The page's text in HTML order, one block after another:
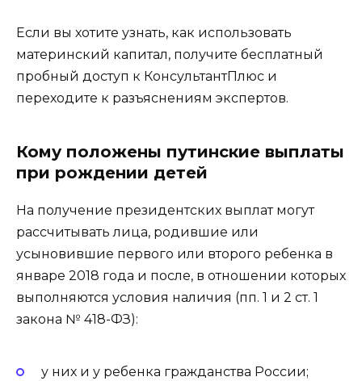
Если вы хотите узнать, как использовать
материнский капитал, получите бесплатный
пробный доступ к КонсультантПлюс и
переходите к разъяснениям экспертов.
Кому положены путинские выплаты
при рождении детей
На получение президентских выплат могут
рассчитывать лица, родившие или
усыновившие первого или второго ребенка в
январе 2018 года и после, в отношении которых
выполняются условия наличия (пп. 1 и 2 ст. 1
закона № 418-ФЗ):
у них и у ребенка гражданства России;